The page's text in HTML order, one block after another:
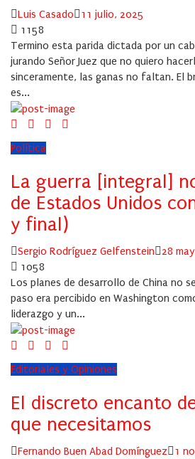
Author
Luis Casado
Posted
11 julio, 2025
1158
Termino esta parida dictada por un
jurando Señor Juez que no quiero
sinceramente, las ganas no faltan. El
es...
Política
La guerra [integral]
de Estados Unidos
y final)
Author
Sergio Rodríguez Gelfenstein
Posted
28
1058
Los planes de desarrollo de China no
paso era percibido en Washington
liderazgo y un...
Editoriales y Opiniones
El discreto encanto
que necesitamos
Author
Fernando Buen Abad Domínguez
1